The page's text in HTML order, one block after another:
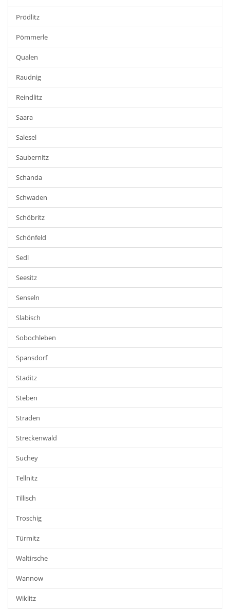
Prödlitz
Pömmerle
Qualen
Raudnig
Reindlitz
Saara
Salesel
Saubernitz
Schanda
Schwaden
Schöbritz
Schönfeld
Sedl
Seesitz
Senseln
Slabisch
Sobochleben
Spansdorf
Staditz
Steben
Straden
Streckenwald
Suchey
Tellnitz
Tillisch
Troschig
Türmitz
Waltirsche
Wannow
Wiklitz